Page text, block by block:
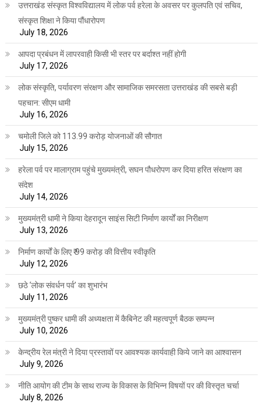
उत्तराखंड संस्कृत विश्वविद्यालय में लोक पर्व हरेला के अवसर पर कुलपति एवं सचिव,
संस्कृत शिक्षा ने किया पौंधारोपण
July 18, 2026
आपदा प्रबंधन में लापरवाही किसी भी स्तर पर बर्दाश्त नहीं होगी
July 17, 2026
लोक संस्कृति, पर्यावरण संरक्षण और सामाजिक समरसता उत्तराखंड की सबसे बड़ी
पहचान: सीएम धामी
July 16, 2026
चमोली जिले को 113.99 करोड़ योजनाओं की सौगात
July 15, 2026
हरेला पर्व पर मालाग्राम पहुंचे मुख्यमंत्री, सघन पौधरोपण कर दिया हरित संरक्षण का
संदेश
July 14, 2026
मुख्यमंत्री धामी ने किया देहरादून साइंस सिटी निर्माण कार्यों का निरीक्षण
July 13, 2026
निर्माण कार्यों के लिए ₹ 99 करोड़ की वित्तीय स्वीकृति
July 12, 2026
छठे ‘लोक संवर्धन पर्व’ का शुभारंभ
July 11, 2026
मुख्यमंत्री पुष्कर धामी की अध्यक्षता में कैबिनेट की महत्वपूर्ण बैठक सम्पन्न
July 10, 2026
केन्द्रीय रेल मंत्री ने दिया प्रस्तावों पर आवश्यक कार्यवाही किये जाने का आश्वासन
July 9, 2026
नीति आयोग की टीम के साथ राज्य के विकास के विभिन्न विषयों पर की विस्तृत चर्चा
July 8, 2026